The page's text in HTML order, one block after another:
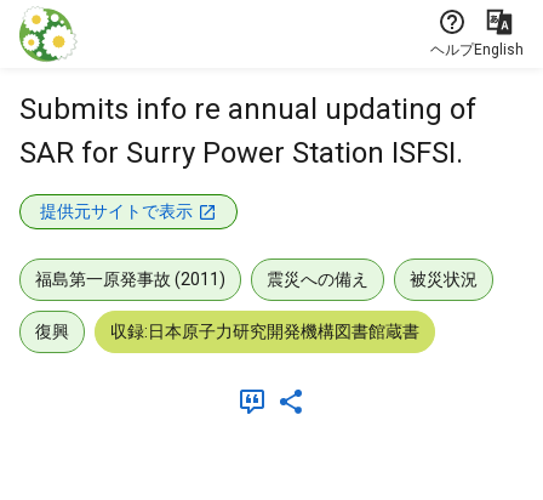
本文に飛ぶ
ヘルプEnglish
Submits info re annual updating of
SAR for Surry Power Station ISFSI.
提供元サイトで表示
福島第一原発事故 (2011) 震災への備え 被災状況
復興 収録:日本原子力研究開発機構図書館蔵書